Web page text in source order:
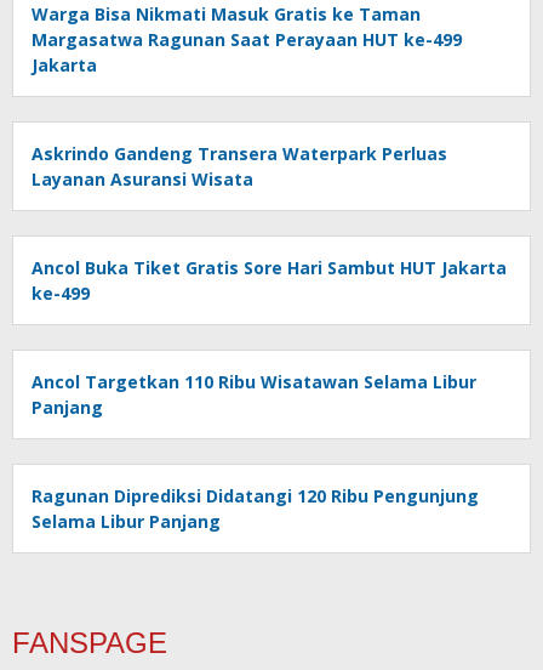
Warga Bisa Nikmati Masuk Gratis ke Taman
Margasatwa Ragunan Saat Perayaan HUT ke-499
Jakarta
Askrindo Gandeng Transera Waterpark Perluas
Layanan Asuransi Wisata
Ancol Buka Tiket Gratis Sore Hari Sambut HUT Jakarta
ke-499
Ancol Targetkan 110 Ribu Wisatawan Selama Libur
Panjang
Ragunan Diprediksi Didatangi 120 Ribu Pengunjung
Selama Libur Panjang
FANSPAGE